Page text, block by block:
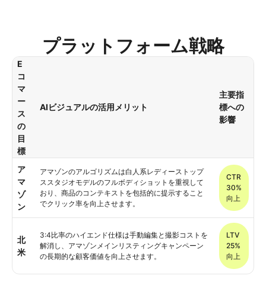
プラットフォーム戦略
E
コ
マ
ー
ス
の
目
標
AIビジュアルの活用メリット
主要指
標への
影響
ア
マ
ゾ
ン
アマゾンのアルゴリズムは白人系レディーストップ
ススタジオモデルのフルボディショットを重視して
おり、商品のコンテキストを包括的に提示すること
でクリック率を向上させます。
CTR
30%
向上
北
米
3:4比率のハイエンド仕様は手動編集と撮影コストを
解消し、アマゾンメインリスティングキャンペーン
の長期的な顧客価値を向上させます。
LTV
25%
向上